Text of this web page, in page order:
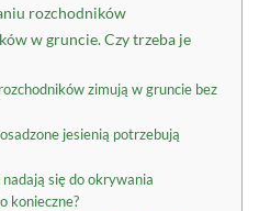
rozchodników
w gruncie. Czy trzeba je
zimują w gruncie bez
jesienią potrzebują
się do okrywania
konieczne?